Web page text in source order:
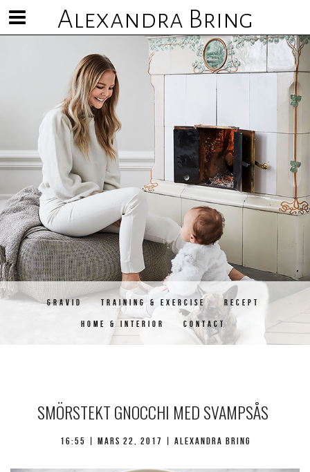
Alexandra Bring
Visa/göm
meny
GRAVID TRAINING & EXERCISE RECEPT
HOME & INTERIOR CONTACT
SMÖRSTEKT GNOCCHI MED SVAMPSÅS
16:55 | mars 22, 2017 | Alexandra Bring